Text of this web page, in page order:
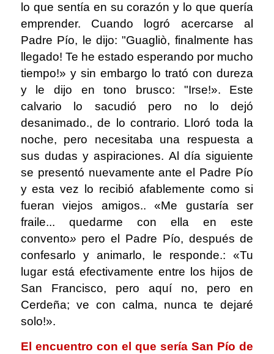
lo que sentía en su corazón y lo que quería
emprender. Cuando logró acercarse al
Padre Pío, le dijo: "Guagliò, finalmente has
llegado! Te he estado esperando por mucho
tiempo!» y sin embargo lo trató con dureza
y le dijo en tono brusco: "Irse!». Este
calvario lo sacudió pero no lo dejó
desanimado., de lo contrario. Lloró toda la
noche, pero necesitaba una respuesta a
sus dudas y aspiraciones. Al día siguiente
se presentó nuevamente ante el Padre Pío
y esta vez lo recibió afablemente como si
fueran viejos amigos.. «Me gustaría ser
fraile... quedarme con ella en este
convento» pero el Padre Pío, después de
confesarlo y animarlo, le responde.: «Tu
lugar está efectivamente entre los hijos de
San Francisco, pero aquí no, pero en
Cerdeña; ve con calma, nunca te dejaré
solo!».
El encuentro con el que sería San Pío de